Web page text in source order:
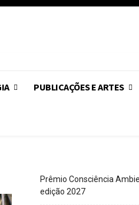
PUBLICAÇÕES E ARTES
Prêmio Consciência
edição 2027